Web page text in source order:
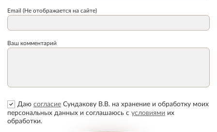
Email (Не отображается на сайте)
Ваш комментарий
Даю согласие Сундакову В.В. на хранение и обработку моих
персональных данных и соглашаюсь с условиями их
обработки.